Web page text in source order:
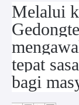
Melalui
tepat
bagi